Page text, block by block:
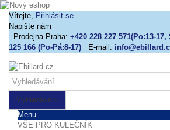
Vítejte, Přihlásit se
Napište nám
Prodejna Praha: +420 228 227 571(Po:13-
125 166 (Po-Pá:8-17)
E-mail:
Vyhledávání
Menu
VŠE PRO KULEČNÍK